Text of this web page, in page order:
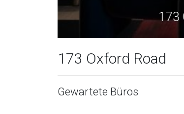
173 Oxford Road
Gewartete Büros